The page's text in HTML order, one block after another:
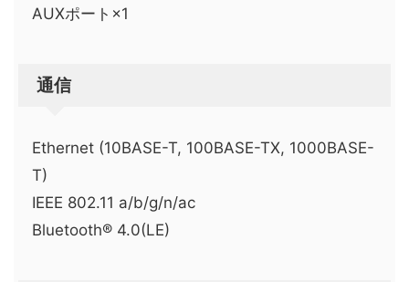
AUXポート×1
通信
Ethernet (10BASE-T, 100BASE-TX, 1000BASE-
T)
IEEE 802.11 a/b/g/n/ac
Bluetooth® 4.0(LE)